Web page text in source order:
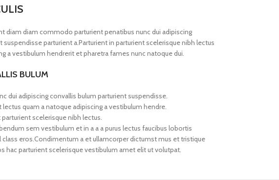
diam diam commodo parturient penatibus nunc dui adipiscing
suspendisse parturient a.Parturient in parturient scelerisque nibh lectus
a vestibulum hendrerit et pharetra fames nunc natoque dui.
BULUM
dui adipiscing convallis bulum parturient suspendisse.
quam a natoque adipiscing a vestibulum hendre.
scelerisque nibh lectus.
sem vestibulum et in a a a purus lectus faucibus lobortis
class eros.Condimentum a et ullamcorper dictumst mus et tristique
hac parturient scelerisque vestibulum amet elit ut volutpat.